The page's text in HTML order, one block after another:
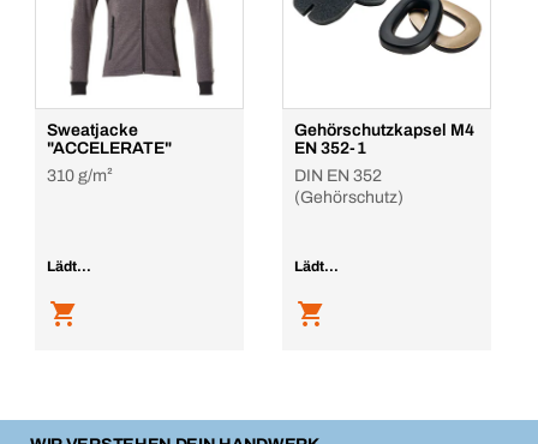
Sweatjacke
"ACCELERATE"
310 g/m²
Lädt...
Gehörschutzkapsel M4
EN 352-1
DIN EN 352
(Gehörschutz)
Lädt...